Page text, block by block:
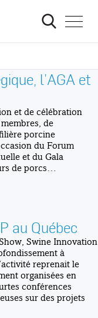
la
site
l’AGA et
et de célébration
de
porcine
du Forum
et du Gala
de porcs…
au Québec
Swine Innovation
à
reprenait le
organisées en
conférences
sur des projets